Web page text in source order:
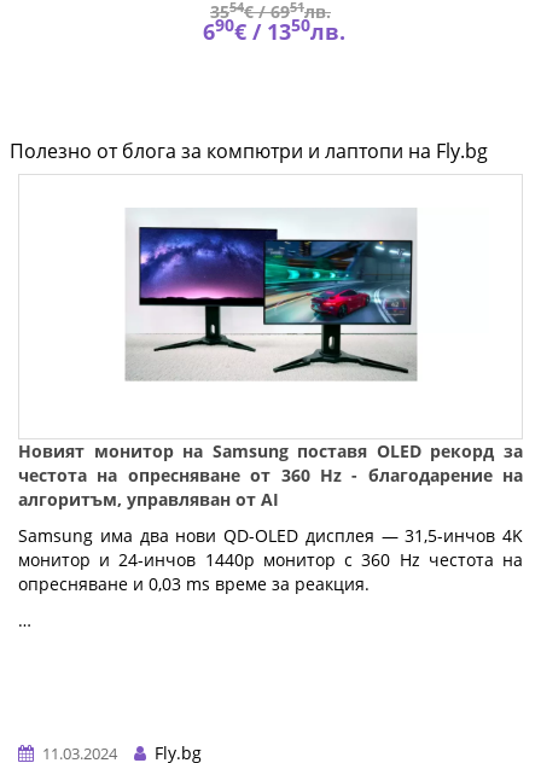
3554€ /6951лв.
690€ / 1350лв.
Полезно от блога за компютри и лаптопи на Fly.bg
Новият монитор на Samsung поставя OLED рекорд за
честота на опресняване от 360 Hz - благодарение на
алгоритъм, управляван от AI
Samsung има два нови QD-OLED дисплея — 31,5-инчов 4K
монитор и 24-инчов 1440p монитор с 360 Hz честота на
опресняване и 0,03 ms време за реакция.
…
11.03.2024 Fly.bg